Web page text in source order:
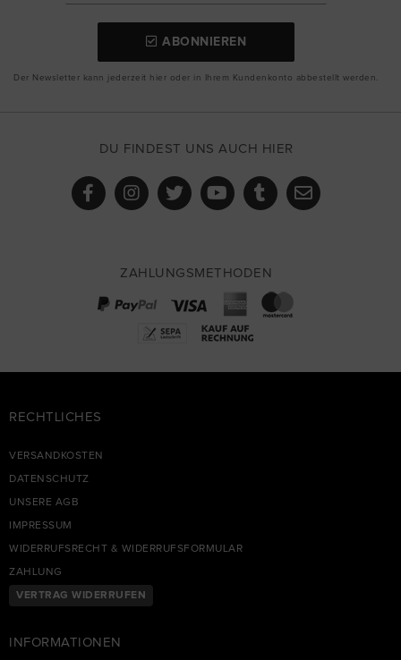
ABONNIEREN
Der Newsletter kann jederzeit hier oder in Ihrem Kundenkonto abbestellt werden.
DU FINDEST UNS AUCH HIER
ZAHLUNGSMETHODEN
RECHTLICHES
VERSANDKOSTEN
DATENSCHUTZ
UNSERE AGB
IMPRESSUM
WIDERRUFSRECHT & WIDERRUFSFORMULAR
ZAHLUNG
VERTRAG WIDERRUFEN
INFORMATIONEN